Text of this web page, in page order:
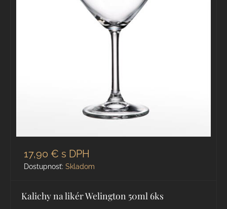
17,90 € s DPH
Dostupnosť: Skladom
Kalichy na likér Welington 50ml 6ks